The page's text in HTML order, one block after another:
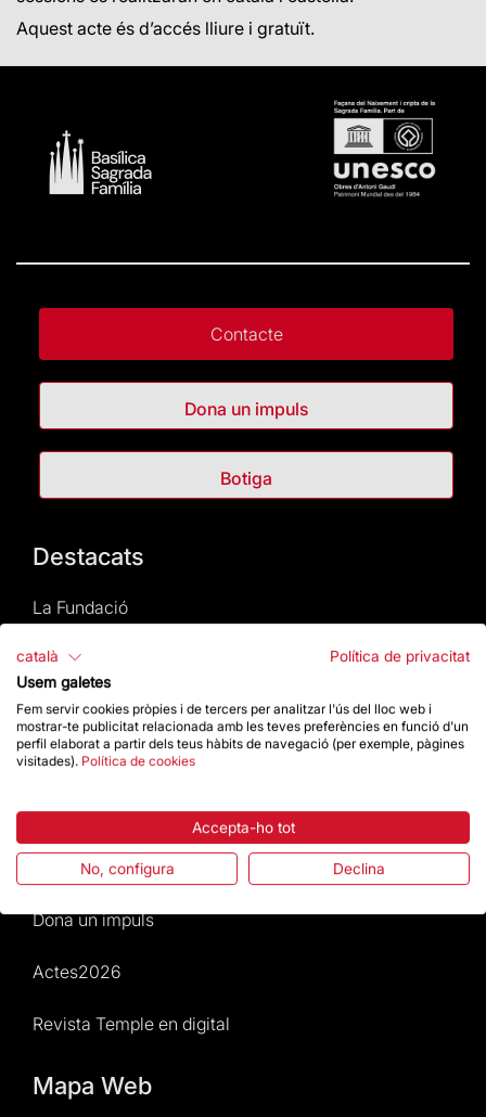
Aquest acte és d’accés lliure i gratuït.
Contacte
Dona un impuls
Botiga
Destacats
La Fundació
Preguntes freqüents
Atenció al Visitant
Normativa i condicions de compra
Notícies i Actualitat
Agenda
Dona un impuls
Actes2026
Revista Temple en digital
Mapa Web
català
Política de privacitat
Usem galetes
Fem servir cookies pròpies i de tercers per analitzar l'ús del lloc web i
mostrar-te publicitat relacionada amb les teves preferències en funció d'un
perfil elaborat a partir dels teus hàbits de navegació (per exemple, pàgines
visitades). Política de cookies
Accepta-ho tot
No, configura Declina